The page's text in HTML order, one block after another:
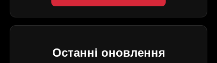
Останні оновлення